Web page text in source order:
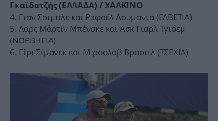
Γκαϊδατζής (ΕΛΛΑΔΑ) / ΧΑΛΚΙΝΟ
Γιαν Σόιμπλε και Ραφαέλ Αουμαντά (ΕΛΒΕΤΙΑ)
Λαρς Μάρτιν Μπένσκε και Ασκ Γιαρλ Τγιόεμ
(ΝΟΡΒΗΓΙΑ)
Γίρι Σίμανεκ και Μίροσλαβ Βραστίλ (ΤΣΕΧΙΑ)